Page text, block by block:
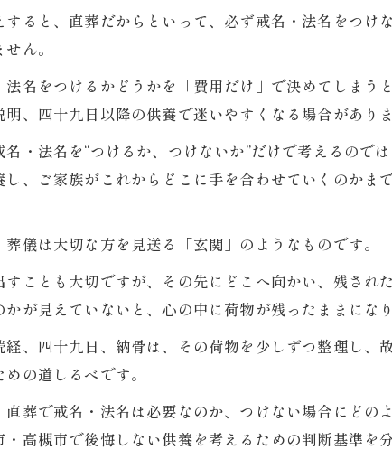
すると、直葬だからといって、必ず戒名・法名をつけ
ん。
法名をつけるかどうかを「費用だけ」で決めてしまう
、四十九日以降の供養で迷いやすくなる場合がありま
・法名を“つけるか、つけないか”だけで考えるので
し、ご家族がこれからどこに手を合わせていくのかま
儀は大切な方を見送る「玄関」のようなものです。
すことも大切ですが、その先にどこへ向かい、残され
が見えていないと、心の中に荷物が残ったままになり
経、四十九日、納骨は、その荷物を少しずつ整理し、
の道しるべです。
直葬で戒名・法名は必要なのか、つけない場合にどの
・高槻市で後悔しない供養を考えるための判断基準を